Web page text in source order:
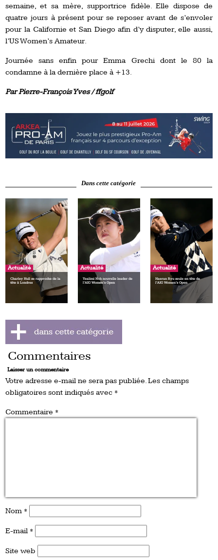
semaine, et sa mère, supportrice fidèle. Elle dispose de
quatre jours à présent pour se reposer avant de s’envoler
pour la Californie et San Diego afin d’y disputer, elle aussi,
l’US Women’s Amateur.
Journée sans enfin pour Emma Grechi dont le 80 la
condamne à la dernière place à +13.
Par Pierre-François Yves / ffgolf
Dans cette catégorie
Actualité
Charley Hull se rapproche de la
tête à Londres
Actualité
Yealimi Noh nouvelle leader de
l’AIG Women’s Open
Actualité
Haeran Ryu seule en tête de
l’AIG Women’s Open
Commentaires
Laisser un commentaire
Votre adresse e-mail ne sera pas publiée.Les champs
obligatoires sont indiqués avec *
Commentaire *
Nom *
E-mail *
Site web